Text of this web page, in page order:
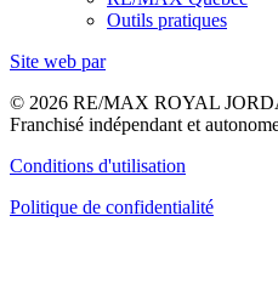
Outils pratiques
Site web par
© 2026 RE/MAX ROYAL
Franchisé indépendant et
Conditions d'utilisation
Politique de confidentialité